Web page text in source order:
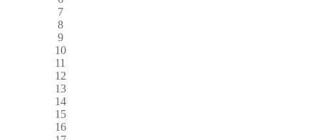
7
8
9
10
11
12
13
14
15
16